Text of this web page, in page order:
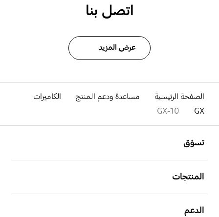
اتصل بنا
عرض المزيد
الصفحة الرئيسية مساعدة ودعم المنتج
الكاميرات
GX
GX-10
تسوّق
المنتجات
الدعم